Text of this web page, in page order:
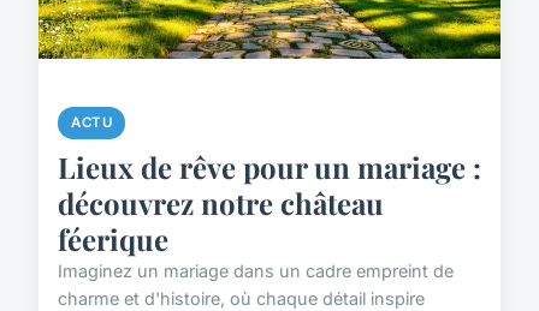
ACTU
Lieux de rêve pour un mariage :
découvrez notre château
féerique
Imaginez un mariage dans un cadre empreint de
charme et d'histoire, où chaque détail inspire